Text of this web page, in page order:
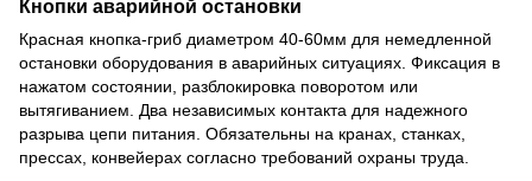
Кнопки аварийной остановки
Красная кнопка-гриб диаметром 40-60мм для немедленной
остановки оборудования в аварийных ситуациях. Фиксация в
нажатом состоянии, разблокировка поворотом или
вытягиванием. Два независимых контакта для надежного
разрыва цепи питания. Обязательны на кранах, станках,
прессах, конвейерах согласно требований охраны труда.